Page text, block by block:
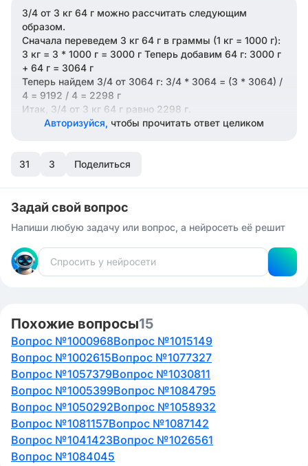
3/4 от 3 кг 64 г можно рассчитать следующим
образом.
Сначала переведем 3 кг 64 г в граммы (1 кг = 1000 г):
3 кг = 3 * 1000 г = 3000 г Теперь добавим 64 г: 3000 г
+ 64 г = 3064 г
Теперь найдем 3/4 от 3064 г: 3/4 * 3064 = (3 * 3064) /
4 = 9192 / 4 = 2298 г
Итак, 3/4 от 3 кг 64 г равно 2298 г.
Авторизуйся, чтобы прочитать ответ целиком
31 3 Поделиться
Задай свой вопрос
Напиши любую задачу или вопрос, а нейросеть её решит
Похожие вопросы15
Вопрос №1000968Вопрос №1015149
Вопрос №1002615Вопрос №1077327
Вопрос №1057379Вопрос №1030811
Вопрос №1005399Вопрос №1084795
Вопрос №1050292Вопрос №1058932
Вопрос №1081157Вопрос №1087142
Вопрос №1041423Вопрос №1026561
Вопрос №1084045